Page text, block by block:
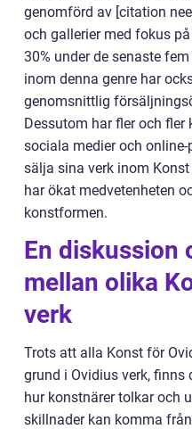
genomförd av [citation
och gallerier med fokus
30% under de senaste
inom denna genre har
genomsnittlig
Dessutom har fler och
sociala medier och
sälja sina verk inom
har ökat medvetenheten
konstformen.
En diskussion
mellan olika
verk
Trots att alla Konst för
grund i Ovidius verk, finns
hur konstnärer tolkar och
skillnader kan komma